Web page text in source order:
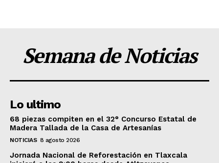
Semana de Noticias
Lo ultimo
68 piezas compiten en el 32° Concurso Estatal de
Madera Tallada de la Casa de Artesanías
NOTICIAS 8 agosto 2026
Jornada Nacional de Reforestación en Tlaxcala